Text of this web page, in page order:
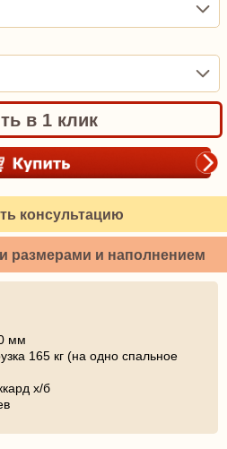
в 1 клик
консультацию
размерами и наполнением
мм
165 кг (на одно спальное
х/б